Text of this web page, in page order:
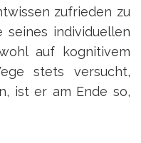
zufrieden zu
individuellen
auf kognitivem
stets versucht,
ist er am Ende so,